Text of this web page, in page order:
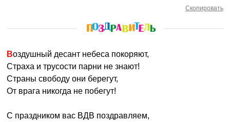
Скопировать
Воздушный десант небеса покоряют,
Страха и трусости парни не знают!
Страны свободу они берегут,
От врага никогда не побегут!
С праздником вас ВДВ поздравляем,